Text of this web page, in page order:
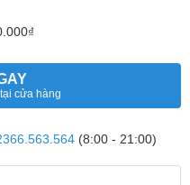
cửa hàng
(8:00 - 21:00)